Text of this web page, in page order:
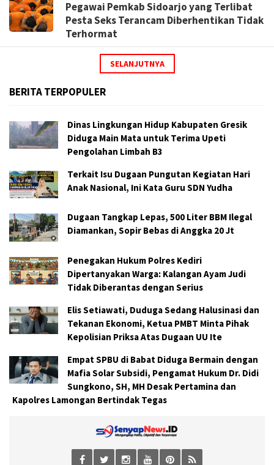
Pegawai Pemkab Sidoarjo yang Terlibat
Pesta Seks Terancam Diberhentikan Tidak
Terhormat
SELANJUTNYA
BERITA TERPOPULER
Dinas Lingkungan Hidup Kabupaten Gresik
Diduga Main Mata untuk Terima Upeti
Pengolahan Limbah B3
Terkait Isu Dugaan Pungutan Kegiatan Hari
Anak Nasional, Ini Kata Guru SDN Yudha
Dugaan Tangkap Lepas, 500 Liter BBM Ilegal
Diamankan, Sopir Bebas di Anggka 20 Jt
Penegakan Hukum Polres Kediri
Dipertanyakan Warga: Kalangan Ayam Judi
Tidak Diberantas dengan Serius
Elis Setiawati, Duduga Sedang Halusinasi dan
Tekanan Ekonomi, Ketua PMBT Minta Pihak
Kepolisian Priksa Atas Dugaan UU Ite
Empat SPBU di Babat Diduga Bermain dengan
Mafia Solar Subsidi, Pengamat Hukum Dr. Didi
Sungkono, SH, MH Desak Pertamina dan
Kapolres Lamongan Bertindak Tegas